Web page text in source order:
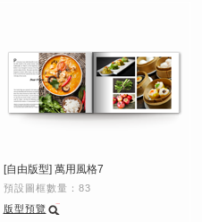
[自由版型] 萬用風格7
預設圖框數量：83
版型預覽